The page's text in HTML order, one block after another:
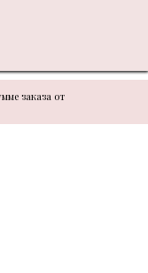
заказа от
уточнять у